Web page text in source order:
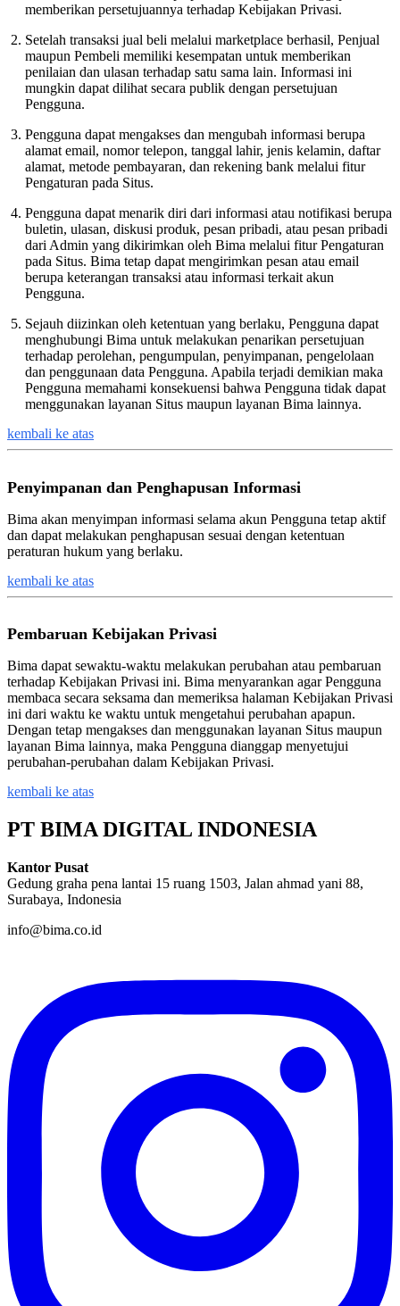
memberikan persetujuannya terhadap Kebijakan Privasi.
Setelah transaksi jual beli melalui marketplace berhasil, Penjual
maupun Pembeli memiliki kesempatan untuk memberikan
penilaian dan ulasan terhadap satu sama lain. Informasi ini
mungkin dapat dilihat secara publik dengan persetujuan
Pengguna.
Pengguna dapat mengakses dan mengubah informasi berupa
alamat email, nomor telepon, tanggal lahir, jenis kelamin, daftar
alamat, metode pembayaran, dan rekening bank melalui fitur
Pengaturan pada Situs.
Pengguna dapat menarik diri dari informasi atau notifikasi berupa
buletin, ulasan, diskusi produk, pesan pribadi, atau pesan pribadi
dari Admin yang dikirimkan oleh Bima melalui fitur Pengaturan
pada Situs. Bima tetap dapat mengirimkan pesan atau email
berupa keterangan transaksi atau informasi terkait akun
Pengguna.
Sejauh diizinkan oleh ketentuan yang berlaku, Pengguna dapat
menghubungi Bima untuk melakukan penarikan persetujuan
terhadap perolehan, pengumpulan, penyimpanan, pengelolaan
dan penggunaan data Pengguna. Apabila terjadi demikian maka
Pengguna memahami konsekuensi bahwa Pengguna tidak dapat
menggunakan layanan Situs maupun layanan Bima lainnya.
kembali ke atas
Penyimpanan dan Penghapusan Informasi
Bima akan menyimpan informasi selama akun Pengguna tetap aktif
dan dapat melakukan penghapusan sesuai dengan ketentuan
peraturan hukum yang berlaku.
kembali ke atas
Pembaruan Kebijakan Privasi
Bima dapat sewaktu-waktu melakukan perubahan atau pembaruan
terhadap Kebijakan Privasi ini. Bima menyarankan agar Pengguna
membaca secara seksama dan memeriksa halaman Kebijakan Privasi
ini dari waktu ke waktu untuk mengetahui perubahan apapun.
Dengan tetap mengakses dan menggunakan layanan Situs maupun
layanan Bima lainnya, maka Pengguna dianggap menyetujui
perubahan-perubahan dalam Kebijakan Privasi.
kembali ke atas
PT BIMA DIGITAL INDONESIA
Kantor Pusat
Gedung graha pena lantai 15 ruang 1503, Jalan ahmad yani 88,
Surabaya, Indonesia
info@bima.co.id